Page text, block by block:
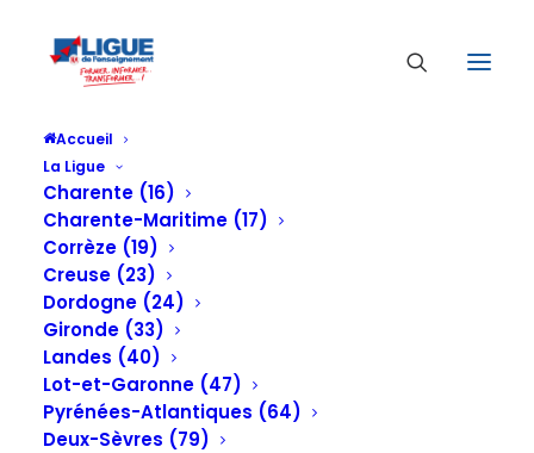
Accueil
La Ligue
Charente (16)
Charente-Maritime (17)
Corrèze (19)
Creuse (23)
Dordogne (24)
Gironde (33)
Landes (40)
Lot-et-Garonne (47)
Pyrénées-Atlantiques (64)
Deux-Sèvres (79)